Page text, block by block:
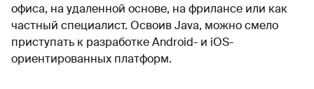
офиса, на удаленной основе, на фрилансе или как
частный специалист. Освоив Java, можно смело
приступать к разработке Android- и iOS-
ориентированных платформ.